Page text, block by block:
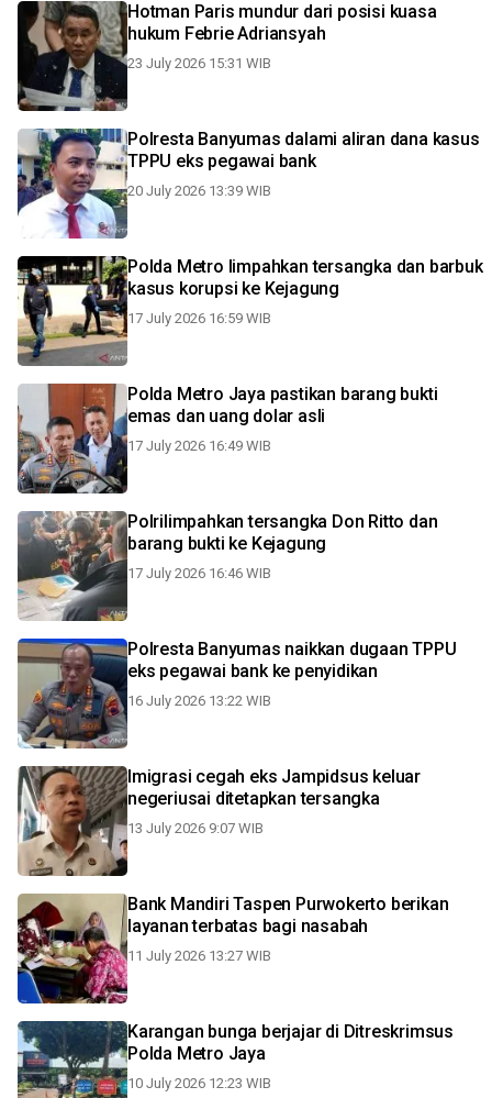
Hotman Paris mundur dari posisi kuasa
hukum Febrie Adriansyah
23 July 2026 15:31 WIB
Polresta Banyumas dalami aliran dana kasus
TPPU eks pegawai bank
20 July 2026 13:39 WIB
Polda Metro limpahkan tersangka dan barbuk
kasus korupsi ke Kejagung
17 July 2026 16:59 WIB
Polda Metro Jaya pastikan barang bukti
emas dan uang dolar asli
17 July 2026 16:49 WIB
Polrilimpahkan tersangka Don Ritto dan
barang bukti ke Kejagung
17 July 2026 16:46 WIB
Polresta Banyumas naikkan dugaan TPPU
eks pegawai bank ke penyidikan
16 July 2026 13:22 WIB
Imigrasi cegah eks Jampidsus keluar
negeriusai ditetapkan tersangka
13 July 2026 9:07 WIB
Bank Mandiri Taspen Purwokerto berikan
layanan terbatas bagi nasabah
11 July 2026 13:27 WIB
Karangan bunga berjajar di Ditreskrimsus
Polda Metro Jaya
10 July 2026 12:23 WIB